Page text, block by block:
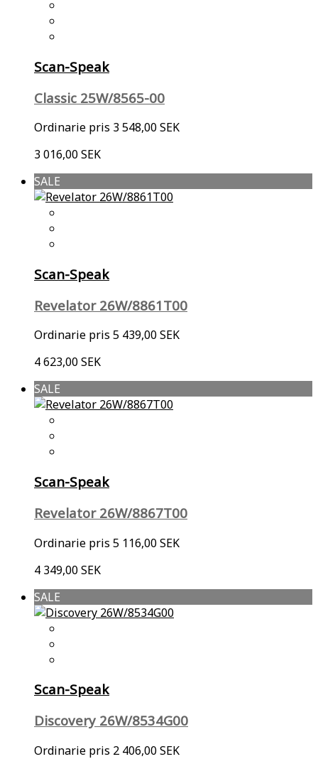
Scan-Speak
Classic 25W/8565-00
Ordinarie pris 3 548,00 SEK
3 016,00 SEK
SALE
Scan-Speak
Revelator 26W/8861T00
Ordinarie pris 5 439,00 SEK
4 623,00 SEK
SALE
Scan-Speak
Revelator 26W/8867T00
Ordinarie pris 5 116,00 SEK
4 349,00 SEK
SALE
Scan-Speak
Discovery 26W/8534G00
Ordinarie pris 2 406,00 SEK